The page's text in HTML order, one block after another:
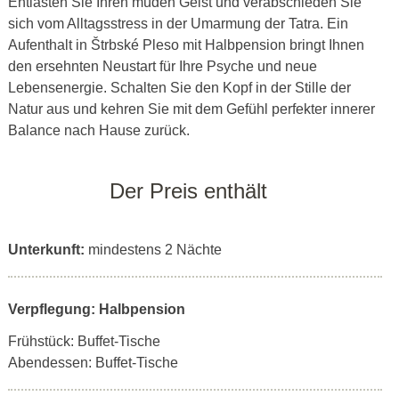
sich vom Alltagsstress in der Umarmung der Tatra. Ein
Aufenthalt in Štrbské Pleso mit Halbpension bringt Ihnen
den ersehnten Neustart für Ihre Psyche und neue
Lebensenergie. Schalten Sie den Kopf in der Stille der
Natur aus und kehren Sie mit dem Gefühl perfekter innerer
Balance nach Hause zurück.
Der Preis enthält
Unterkunft: mindestens 2 Nächte
Verpflegung: Halbpension
Frühstück: Buffet-Tische
Abendessen: Buffet-Tische